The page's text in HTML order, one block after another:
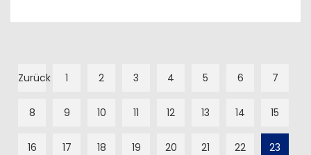
Zurück 1 2 3 4 5 6 7
8 9 10 11 12 13 14 15
16 17 18 19 20 21 22 23